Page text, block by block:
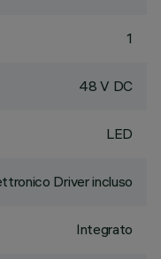
1
48 V DC
LED
Driver incluso
Integrato